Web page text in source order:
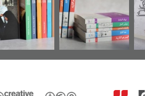
في سلسلة من 5
كتب